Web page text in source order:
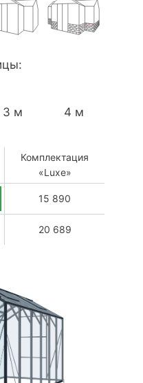
3 м 4 м
Комплектация
«Luxe»
15 890
20 689